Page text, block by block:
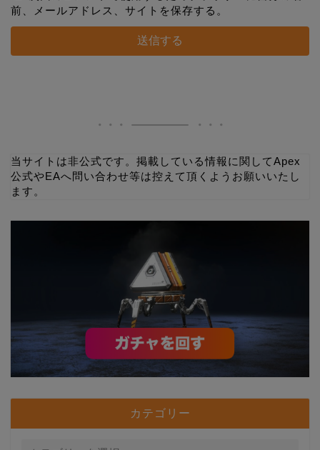
前、メールアドレス、サイトを保存する。
当サイトは非公式です。掲載している情報に関してApex
公式やEAへ問い合わせ等は控えて頂くようお願いいたし
ます。
カテゴリー